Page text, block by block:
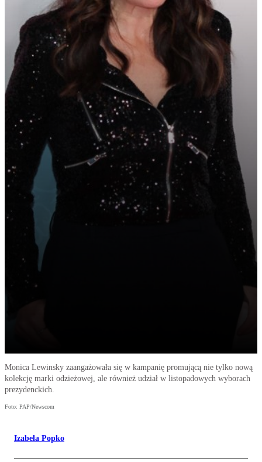
Monica Lewinsky zaangażowała się w kampanię promującą nie tylko nową
kolekcję marki odzieżowej, ale również udział w listopadowych wyborach
prezydenckich.
Foto: PAP/Newscom
Izabela Popko